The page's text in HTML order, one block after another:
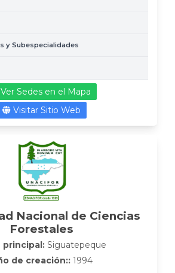
y Subespecialidades
Ver Sedes en el Mapa
Visitar Sitio Web
Nacional de Ciencias
Forestales
principal:Siguatepeque
de creación::1994